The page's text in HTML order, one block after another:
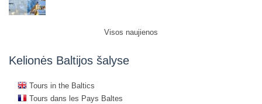
Visos naujienos
Kelionės Baltijos šalyse
Tours in the Baltics
Tours dans les Pays Baltes